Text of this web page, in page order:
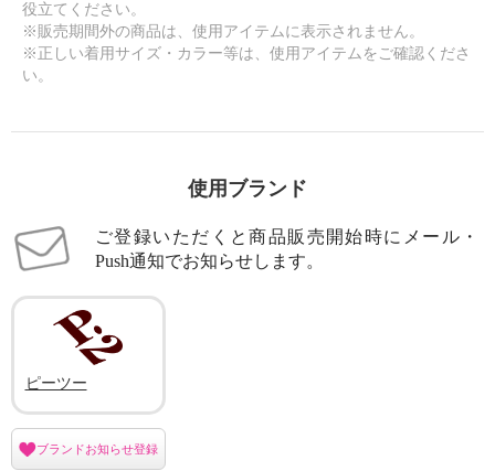
役立てください。
※販売期間外の商品は、使用アイテムに表示されません。
※正しい着用サイズ・カラー等は、使用アイテムをご確認くださ
い。
使用ブランド
ご登録いただくと商品販売開始時にメール・
Push通知でお知らせします。
ピーツー
ブランドお知らせ登録